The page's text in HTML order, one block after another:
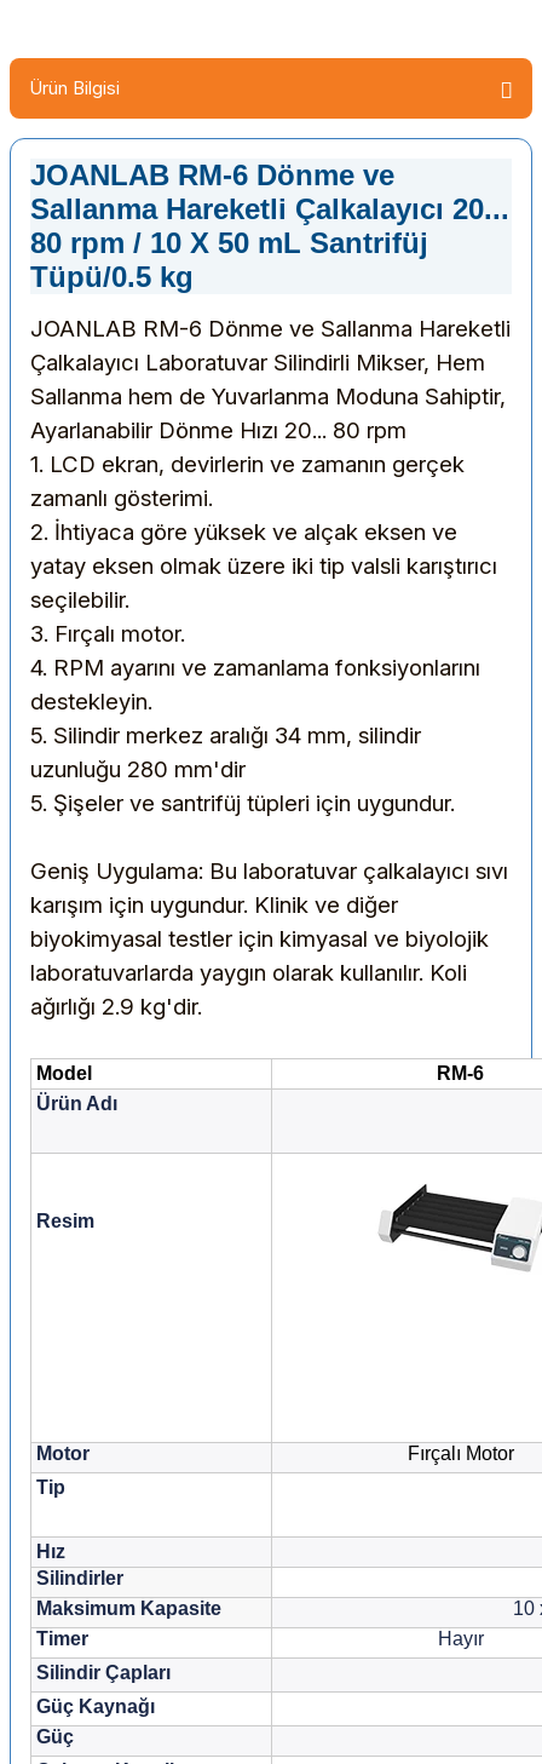
Ürün Bilgisi
JOANLAB RM-6 Dönme ve
Sallanma Hareketli Çalkalayıcı 20...
80 rpm / 10 X 50 mL Santrifüj
Tüpü/0.5 kg
JOANLAB RM-6 Dönme ve Sallanma Hareketli
Çalkalayıcı Laboratuvar Silindirli Mikser, Hem
Sallanma hem de Yuvarlanma Moduna Sahiptir,
Ayarlanabilir Dönme Hızı 20... 80 rpm
1. LCD ekran, devirlerin ve zamanın gerçek
zamanlı gösterimi.
2. İhtiyaca göre yüksek ve alçak eksen ve
yatay eksen olmak üzere iki tip valsli karıştırıcı
seçilebilir.
3. Fırçalı motor.
4. RPM ayarını ve zamanlama fonksiyonlarını
destekleyin.
5. Silindir merkez aralığı 34 mm, silindir
uzunluğu 280 mm'dir
5. Şişeler ve santrifüj tüpleri için uygundur.
Geniş Uygulama: Bu laboratuvar çalkalayıcı sıvı
karışım için uygundur. Klinik ve diğer
biyokimyasal testler için kimyasal ve biyolojik
laboratuvarlarda yaygın olarak kullanılır. Koli
ağırlığı 2.9 kg'dir.
Model
RM-6
Ürün Adı
Resim
Motor
Fırçalı Motor
Tip
Hız
Silindirler
Maksimum Kapasite
10
Timer
Hayır
Silindir Çapları
Güç Kaynağı
Güç